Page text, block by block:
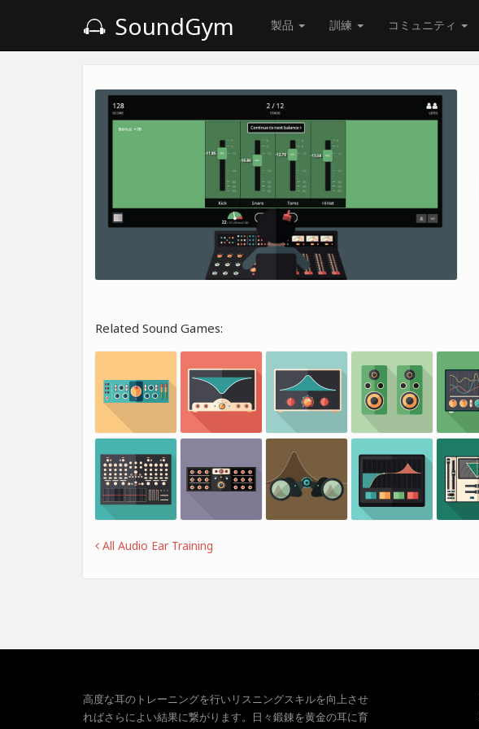
SoundGym 製品 訓練 コミュニティ
Related Sound Games:
All Audio Ear Training
高度な耳のトレーニングを行いリスニングスキルを向上させ
ればさらによい結果に繋がります。日々鍛錬を黄金の耳に育